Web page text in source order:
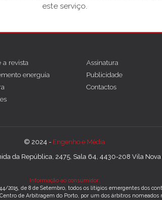
este serviço.
a revista
energuia
Assinatura
Publicidade
Contactos
© 2024 - Engenho e Média
da República, 2475, Sala 64, 4430-208 Vila Nova
Informação ao consumidor:
2015, de 8 de Setembro, todos os litígios emergentes dos
de Arbitragem do Porto, por um dos árbitros